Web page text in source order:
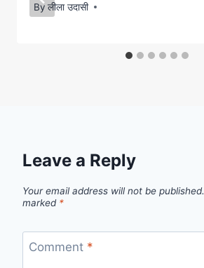
By लीला उदासी
Leave a Reply
Your email address will not be published.
marked *
Comment *